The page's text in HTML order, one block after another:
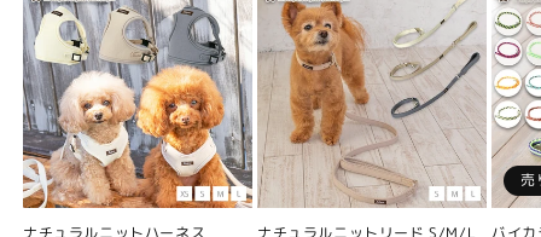
ナチュラルニットハーネス
ナチュラルニットリード S/M/L
売
バイ